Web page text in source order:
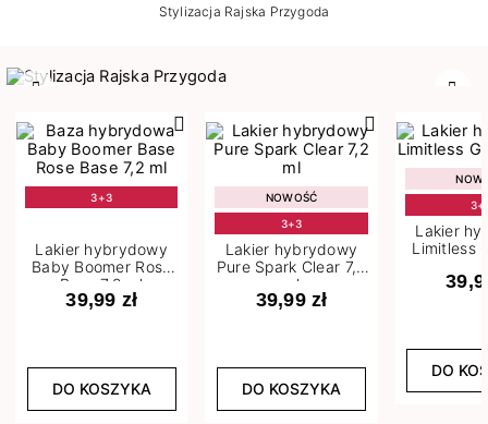
Stylizacja Rajska Przygoda
3+3
Lakier hybrydowy
Baby Boomer Rose
Base 7,2 ml
39,99 zł
DO KOSZYKA
NOWOŚĆ
3+3
Lakier hybrydowy
Pure Spark Clear 7,2
ml
39,99 zł
DO KOSZYKA
Lakier
Limitless
DO